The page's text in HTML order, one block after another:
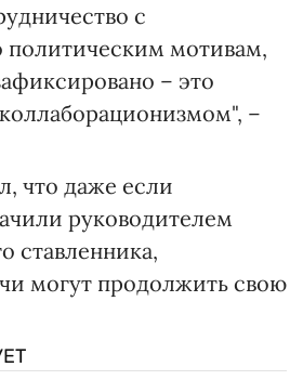
с
политическим мотивам,
– это
–
что даже если
руководителем
ставленника,
могут продолжить свою